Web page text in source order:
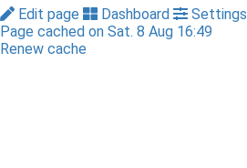
Edit page Dashboard Settings
Page cached on Sat. 8 Aug 16:49
Renew cache